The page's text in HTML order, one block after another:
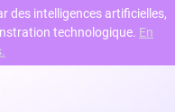
des intelligences artificielles,
technologique. En